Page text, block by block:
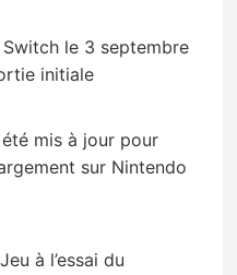
le 3 septembre
initiale
été mis à jour pour
sur Nintendo
à l’essai du